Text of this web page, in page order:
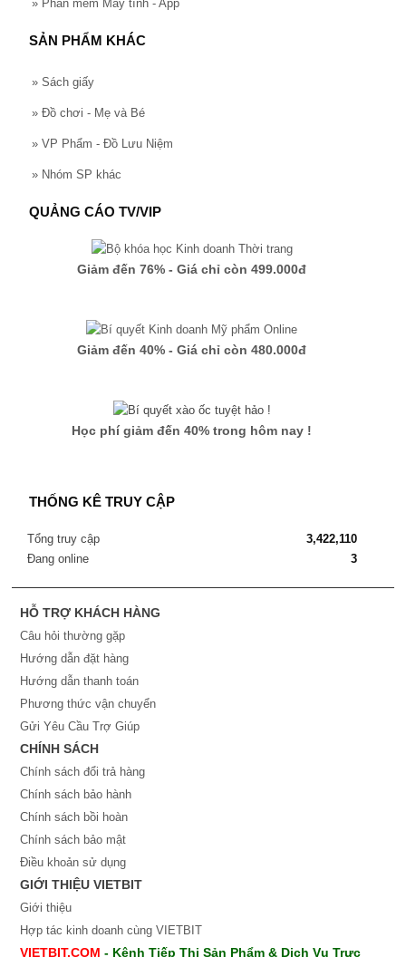
» Phần mềm Máy tính - App
SẢN PHẨM KHÁC
» Sách giấy
» Đồ chơi - Mẹ và Bé
» VP Phẩm - Đồ Lưu Niệm
» Nhóm SP khác
QUẢNG CÁO TV/VIP
Giảm đến 76% - Giá chỉ còn 499.000đ
Giảm đến 40% - Giá chỉ còn 480.000đ
Học phí giảm đến 40% trong hôm nay !
THỐNG KÊ TRUY CẬP
Tổng truy cập
3,422,110
Đang online
3
HỖ TRỢ KHÁCH HÀNG
Câu hỏi thường gặp
Hướng dẫn đặt hàng
Hướng dẫn thanh toán
Phương thức vận chuyển
Gửi Yêu Cầu Trợ Giúp
CHÍNH SÁCH
Chính sách đổi trả hàng
Chính sách bảo hành
Chính sách bồi hoàn
Chính sách bảo mật
Điều khoản sử dụng
GIỚI THIỆU VIETBIT
Giới thiệu
Hợp tác kinh doanh cùng VIETBIT
VIETBIT.COM - Kênh Tiếp Thị Sản Phẩm & Dịch Vụ Trực